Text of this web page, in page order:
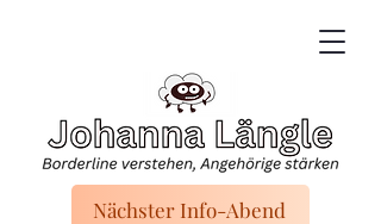
Nächster Info-Abend